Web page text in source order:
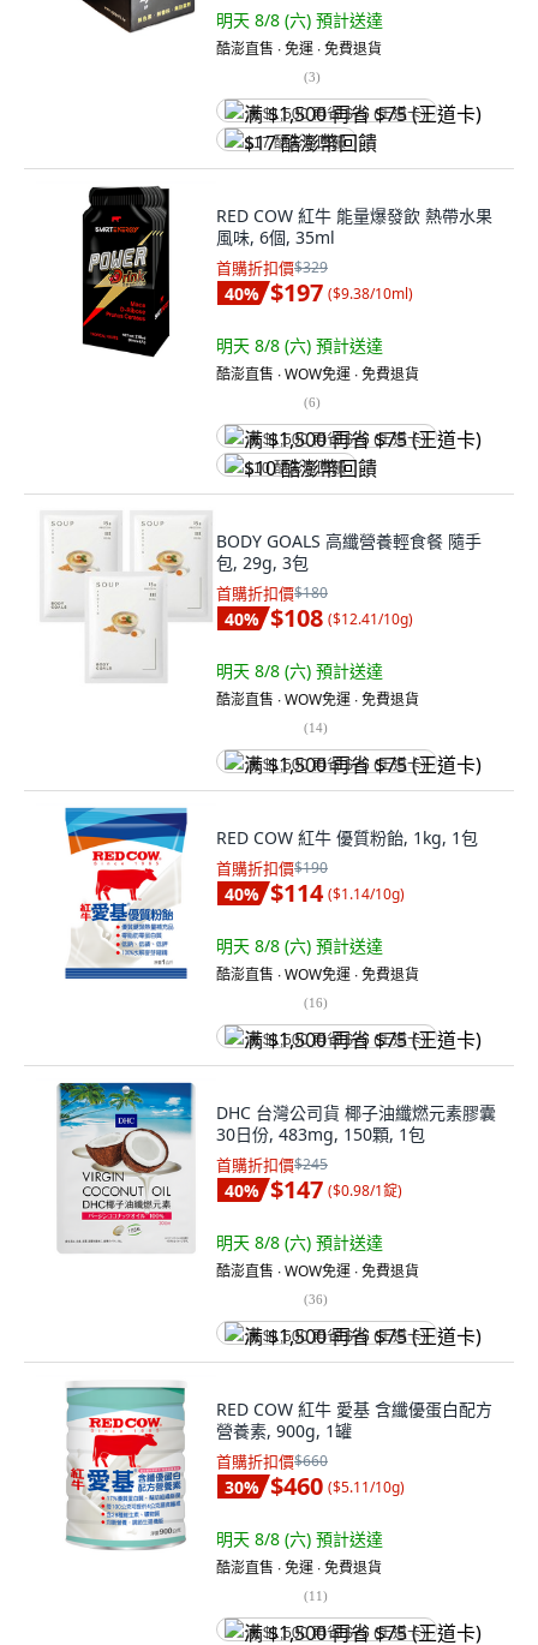
明天 8/8 (六) 預計送達
酷澎直售 ∙ 免運 ∙ 免費退貨
(3)
满 $1,500 再省 $75 (王道卡)
$17 酷澎幣回饋
RED COW 紅牛 能量爆發飲 熱帶水果
風味, 6個, 35ml
首購折扣價$329
40% $197 ($9.38/10ml)
明天 8/8 (六) 預計送達
酷澎直售 ∙ WOW免運 ∙ 免費退貨
(6)
满 $1,500 再省 $75 (王道卡)
$10 酷澎幣回饋
BODY GOALS 高纖營養輕食餐 隨手
包, 29g, 3包
首購折扣價$180
40% $108 ($12.41/10g)
明天 8/8 (六) 預計送達
酷澎直售 ∙ WOW免運 ∙ 免費退貨
(14)
满 $1,500 再省 $75 (王道卡)
RED COW 紅牛 優質粉飴, 1kg, 1包
首購折扣價$190
40% $114 ($1.14/10g)
明天 8/8 (六) 預計送達
酷澎直售 ∙ WOW免運 ∙ 免費退貨
(16)
满 $1,500 再省 $75 (王道卡)
DHC 台灣公司貨 椰子油纖燃元素膠囊
30日份, 483mg, 150顆, 1包
首購折扣價$245
40% $147 ($0.98/1錠)
明天 8/8 (六) 預計送達
酷澎直售 ∙ WOW免運 ∙ 免費退貨
(36)
满 $1,500 再省 $75 (王道卡)
RED COW 紅牛 愛基 含纖優蛋白配方
營養素, 900g, 1罐
首購折扣價$660
30% $460 ($5.11/10g)
明天 8/8 (六) 預計送達
酷澎直售 ∙ 免運 ∙ 免費退貨
(11)
满 $1,500 再省 $75 (王道卡)